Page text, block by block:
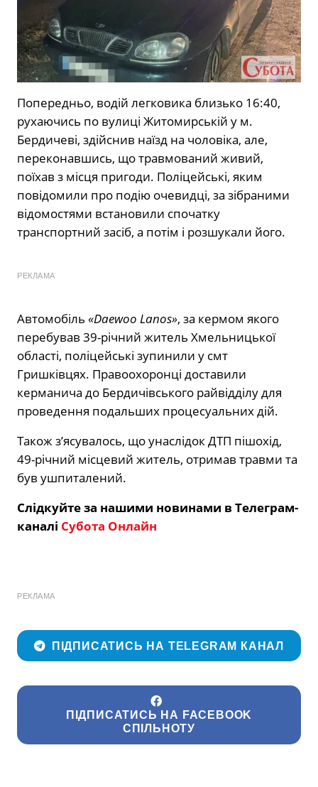
Попередньо, водій легковика близько 16:40,
рухаючись по вулиці Житомирській у м.
Бердичеві, здійснив наїзд на чоловіка, але,
переконавшись, що травмований живий,
поїхав з місця пригоди. Поліцейські, яким
повідомили про подію очевидці, за зібраними
відомостями встановили спочатку
транспортний засіб, а потім і розшукали його.
РЕКЛАМА
Автомобіль «Daewoo Lanos», за кермом якого
перебував 39-річний житель Хмельницької
області, поліцейські зупинили у смт
Гришківцях. Правоохоронці доставили
керманича до Бердичівського райвідділу для
проведення подальших процесуальних дій.
Також з’ясувалось, що унаслідок ДТП пішохід,
49-річний місцевий житель, отримав травми та
був ушпиталений.
Слідкуйте за нашими новинами в Телеграм-
каналі Субота Онлайн
РЕКЛАМА
ПІДПИСАТИСЬ НА TELEGRAM КАНАЛ
ПІДПИСАТИСЬ НА FACEBOOK
СПІЛЬНОТУ